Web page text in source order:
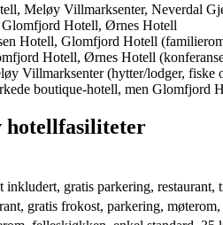
Meløy Villmarksenter, Neverdal
Glomfjord Hotell, Ørnes Hotell
Hotell, Glomfjord Hotell
Hotell, Ørnes Hotell
Villmarksenter (hytter/lodger, fiske
boutique-hotell, men Glomfjord
hotellfasiliteter
inkludert, gratis parkering,
gratis frokost, parkering,